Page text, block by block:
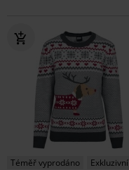
Téměř vyprodáno Exkluzivní